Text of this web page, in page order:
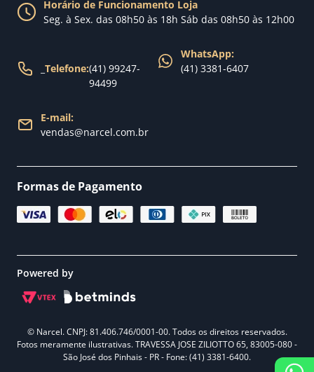
Nossa loja
Política de Trocas
Política de Entrega
Horário de Funcionamento Loja
Seg. à Sex. das 08h50 às 18h Sáb das 08h50 às 12h00
Telefone:(41) 99247-
94499
WhatsApp:
(41) 3381-6407
E-mail:
vendas@narcel.com.br
Formas de Pagamento
Powered by
© Narcel. CNPJ: 81.406.746/0001-00. Todos os direitos reservados.
Fotos meramente ilustrativas. TRAVESSA JOSE ZILIOTTO 65, 83005-080 -
São José dos Pinhais - PR - Fone: (41) 3381-6400.